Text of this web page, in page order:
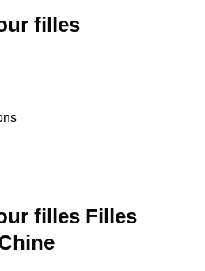
filles
filles Filles